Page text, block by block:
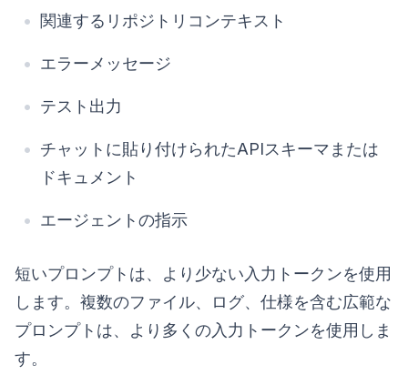
関連するリポジトリコンテキスト
エラーメッセージ
テスト出力
チャットに貼り付けられたAPIスキーマまたは
ドキュメント
エージェントの指示
短いプロンプトは、より少ない入力トークンを使用
します。複数のファイル、ログ、仕様を含む広範な
プロンプトは、より多くの入力トークンを使用しま
す。